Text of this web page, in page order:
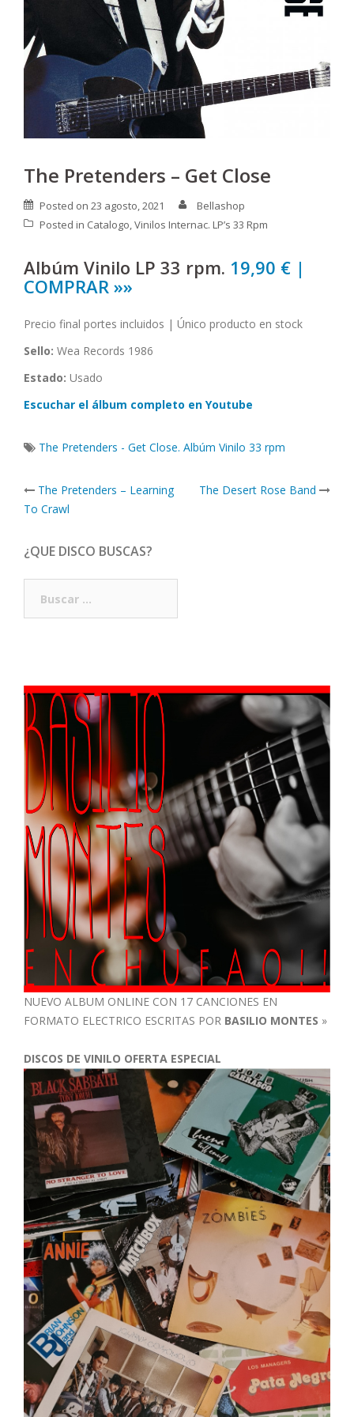
The Pretenders – Get Close
Posted on 23 agosto, 2021
Bellashop
Posted in Catalogo,Vinilos Internac. LP’s 33 Rpm
Albúm Vinilo LP 33 rpm. 19,90 € |
COMPRAR »»
Precio final portes incluidos | Único producto en stock
Sello: Wea Records 1986
Estado: Usado
Escuchar el álbum completo en Youtube
The Pretenders - Get Close. Albúm Vinilo 33 rpm
Post
navigation
The Pretenders – Learning
To Crawl
The Desert Rose Band
¿QUE DISCO BUSCAS?
NUEVO ALBUM ONLINE CON 17 CANCIONES EN
FORMATO ELECTRICO ESCRITAS POR BASILIO MONTES »
DISCOS DE VINILO OFERTA ESPECIAL